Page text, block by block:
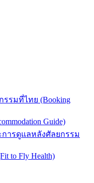
รมที่ไทย (Booking
Guide)
ารดูแลหลังศัลยกรรม
to Fly Health)